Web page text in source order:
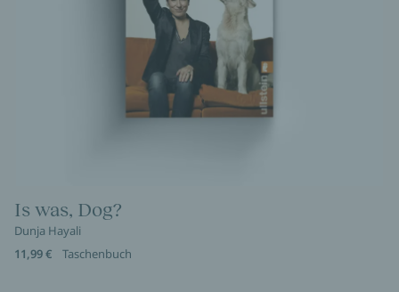
Is was, Dog?
Dunja Hayali
11,99 €
Taschenbuch